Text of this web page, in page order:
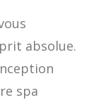
absolue.
spa